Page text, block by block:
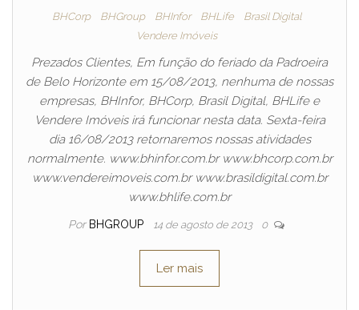
BHCorp BHGroup BHInfor BHLife
Brasil Digital
Vendere Imóveis
Prezados Clientes, Em função do feriado da Padroeira
de Belo Horizonte em 15/08/2013, nenhuma de nossas
empresas, BHInfor, BHCorp, Brasil Digital, BHLife e
Vendere Imóveis irá funcionar nesta data. Sexta-feira
dia 16/08/2013 retornaremos nossas atividades
normalmente. www.bhinfor.com.br www.bhcorp.com.br
www.vendereimoveis.com.br www.brasildigital.com.br
www.bhlife.com.br
Por BHGROUP 14 de agosto de 2013 0
Ler mais